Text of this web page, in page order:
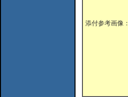
添付参考画像：